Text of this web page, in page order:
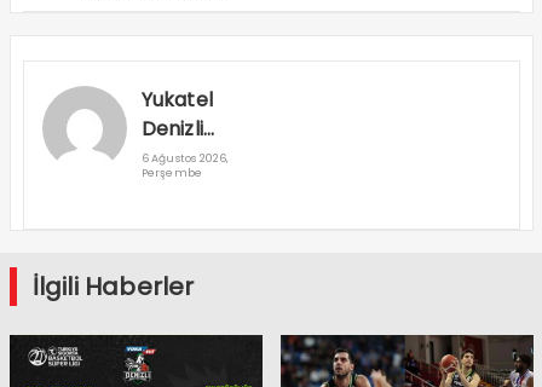
Yukatel
Denizli
Basket’in
Süper Lig
Başlıyor
6 Ağustos 2026,
Perşembe
İlgili Haberler